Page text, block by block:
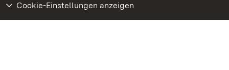
Cookie-Einstellungen anzeigen
Weiteres